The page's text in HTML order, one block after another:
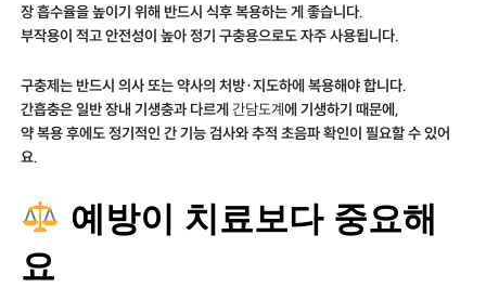
장 흡수율을 높이기 위해 반드시 식후 복용하는 게 좋습니다.
부작용이 적고 안전성이 높아 정기 구충용으로도 자주 사용됩니다.
구충제는 반드시 의사 또는 약사의 처방·지도하에 복용해야 합니다.
간흡충은 일반 장내 기생충과 다르게간담도계에 기생하기 때문에,
약 복용 후에도 정기적인 간 기능 검사와 추적 초음파 확인이 필요할 수 있어
요.
예방이 치료보다 중요해
요